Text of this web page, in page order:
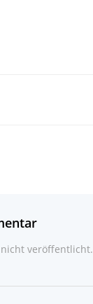
veröffentlicht.